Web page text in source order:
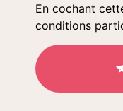
En cochant
conditions